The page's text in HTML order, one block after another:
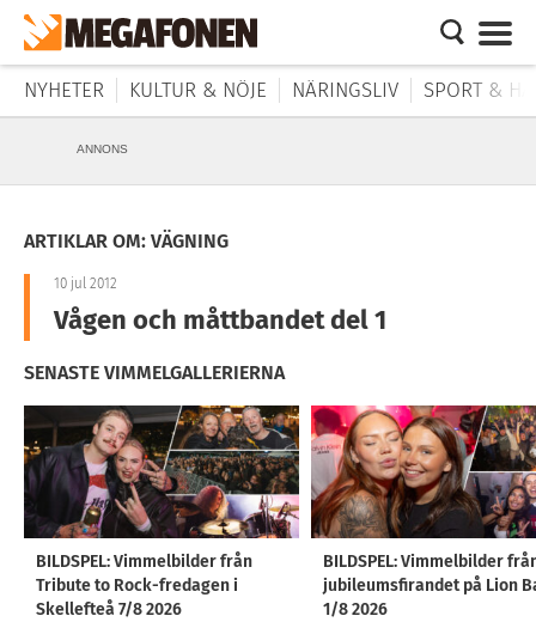
NYHETER KULTUR & NÖJE NÄRINGSLIV SPORT &
ANNONS
ARTIKLAR OM: VÄGNING
10 jul 2012
Vågen och måttbandet del 1
SENASTE VIMMELGALLERIERNA
BILDSPEL: Vimmelbilder från
Tribute to Rock-fredagen i
Skellefteå 7/8 2026
BILDSPEL: Vimmelbilder
jubileumsfirandet på Lion
1/8 2026